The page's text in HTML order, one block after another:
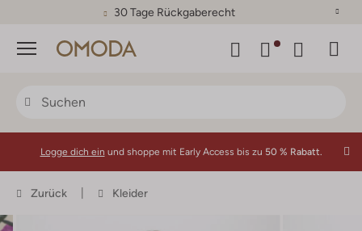
30 Tage Rückgaberecht
Menü
Logge dich ein und shoppe mit Early Access bis zu 50 % Rabatt.
Zurück Kleider